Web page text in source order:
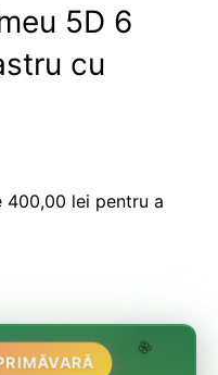
5D 6
cu
400,00 lei pentru a